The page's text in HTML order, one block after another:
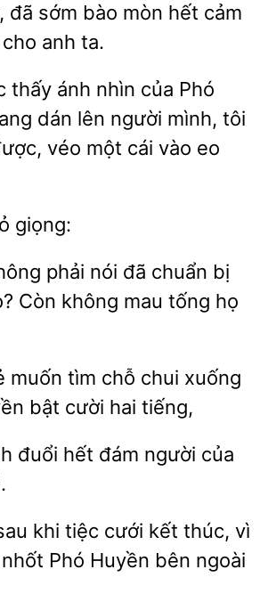
đã sớm bào mòn hết cảm
ta.
thấy ánh
của Phó
dán lên người mình, tôi
véo một cái vào
giọng:
phải
đã chuẩn
Còn
mau tống họ
muốn tìm
chui xuống
bật cười hai tiếng,
đuổi hết đám người của
khi tiệc cưới kết thúc, vì
nhốt Phó Huyền bên ngoài